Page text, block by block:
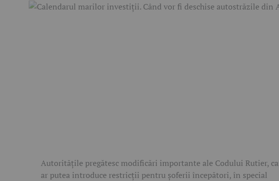
Autoritățile pregătesc modificări importante ale Codului Rutier,
ar putea introduce restricții pentru șoferii începători, în special